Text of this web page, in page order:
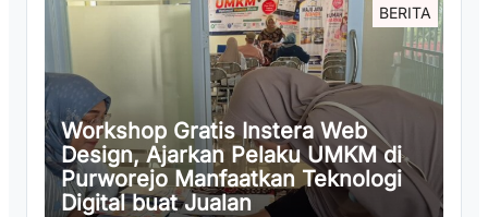
BERITA
Workshop Gratis Instera Web
Design, Ajarkan Pelaku UMKM di
Purworejo Manfaatkan Teknologi
Digital buat Jualan